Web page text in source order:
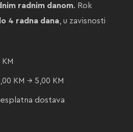
radnim danom. Rok
4 radna dana, u zavisnosti
KM → 5,00 KM
dostava